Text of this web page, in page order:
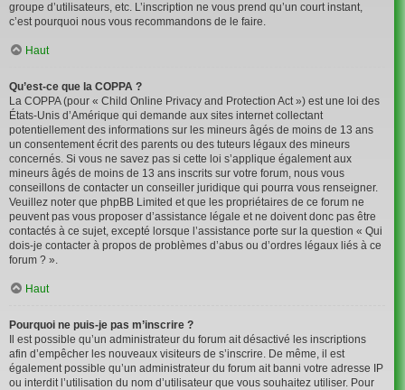
groupe d’utilisateurs, etc. L’inscription ne vous prend qu’un court instant,
c’est pourquoi nous vous recommandons de le faire.
Haut
Qu’est-ce que la COPPA ?
La COPPA (pour « Child Online Privacy and Protection Act ») est une loi des
États-Unis d’Amérique qui demande aux sites internet collectant
potentiellement des informations sur les mineurs âgés de moins de 13 ans
un consentement écrit des parents ou des tuteurs légaux des mineurs
concernés. Si vous ne savez pas si cette loi s’applique également aux
mineurs âgés de moins de 13 ans inscrits sur votre forum, nous vous
conseillons de contacter un conseiller juridique qui pourra vous renseigner.
Veuillez noter que phpBB Limited et que les propriétaires de ce forum ne
peuvent pas vous proposer d’assistance légale et ne doivent donc pas être
contactés à ce sujet, excepté lorsque l’assistance porte sur la question « Qui
dois-je contacter à propos de problèmes d’abus ou d’ordres légaux liés à ce
forum ? ».
Haut
Pourquoi ne puis-je pas m’inscrire ?
Il est possible qu’un administrateur du forum ait désactivé les inscriptions
afin d’empêcher les nouveaux visiteurs de s’inscrire. De même, il est
également possible qu’un administrateur du forum ait banni votre adresse IP
ou interdit l’utilisation du nom d’utilisateur que vous souhaitez utiliser. Pour